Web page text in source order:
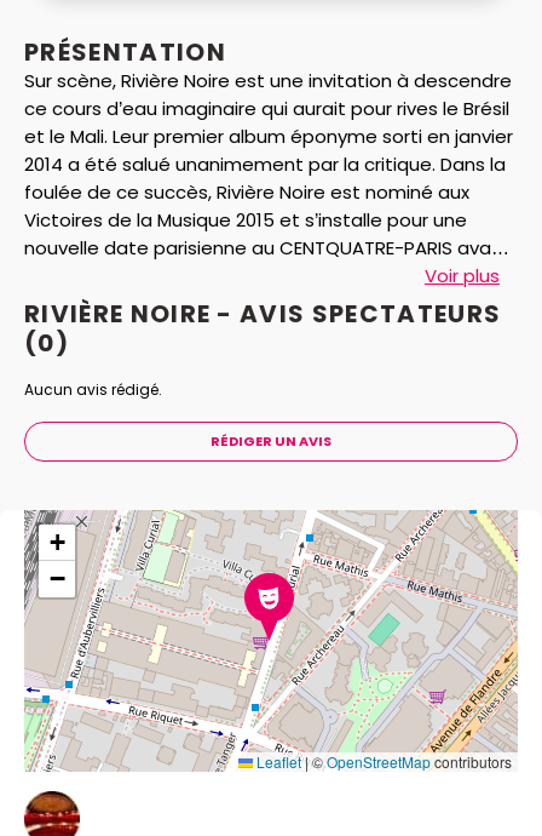
PRÉSENTATION
Sur scène, Rivière Noire est une invitation à descendre
ce cours d’eau imaginaire qui aurait pour rives le Brésil
et le Mali. Leur premier album éponyme sorti en janvier
2014 a été salué unanimement par la critique. Dans la
foulée de ce succès, Rivière Noire est nominé aux
Victoires de la Musique 2015 et s’installe pour une
nouvelle date parisienne au CENTQUATRE-PARIS avant
Voir plus
RIVIÈRE NOIRE - AVIS SPECTATEURS
(0)
Aucun avis rédigé.
RÉDIGER UN AVIS
+
−
Leaflet|©OpenStreetMapcontributors